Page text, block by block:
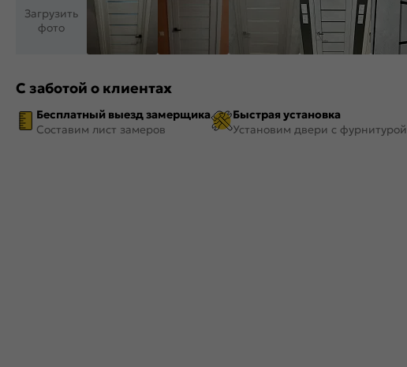
Загрузить
фото
С заботой о клиентах
Бесплатный выезд замерщика
Составим лист замеров
Быстрая установка
Установим двери с фурнитурой